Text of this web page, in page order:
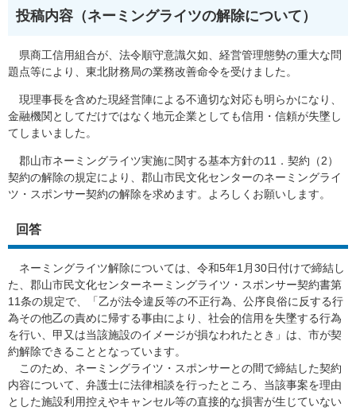
投稿内容（ネーミングライツの解除について）
県商工信用組合が、法令順守意識欠如、経営管理態勢の重大な問
題点等により、東北財務局の業務改善命令を受けました。
現理事長を含めた現経営陣による不適切な対応も明らかになり、
金融機関としてだけではなく地元企業としても信用・信頼が失墜し
てしまいました。
郡山市ネーミングライツ実施に関する基本方針の11．契約（2）
契約の解除の規定により、郡山市民文化センターのネーミングライ
ツ・スポンサー契約の解除を求めます。よろしくお願いします。
回答
ネーミングライツ解除については、令和5年1月30日付けで締結し
た、郡山市民文化センターネーミングライツ・スポンサー契約書第
11条の規定で、「乙が法令違反等の不正行為、公序良俗に反する行
為その他乙の責めに帰する事由により、社会的信用を失墜する行為
を行い、甲又は当該施設のイメージが損なわれたとき」は、市が契
約解除できることとなっています。
このため、ネーミングライツ・スポンサーとの間で締結した契約
内容について、弁護士に法律相談を行ったところ、当該事案を理由
とした施設利用控えやキャンセル等の直接的な損害が生じていない